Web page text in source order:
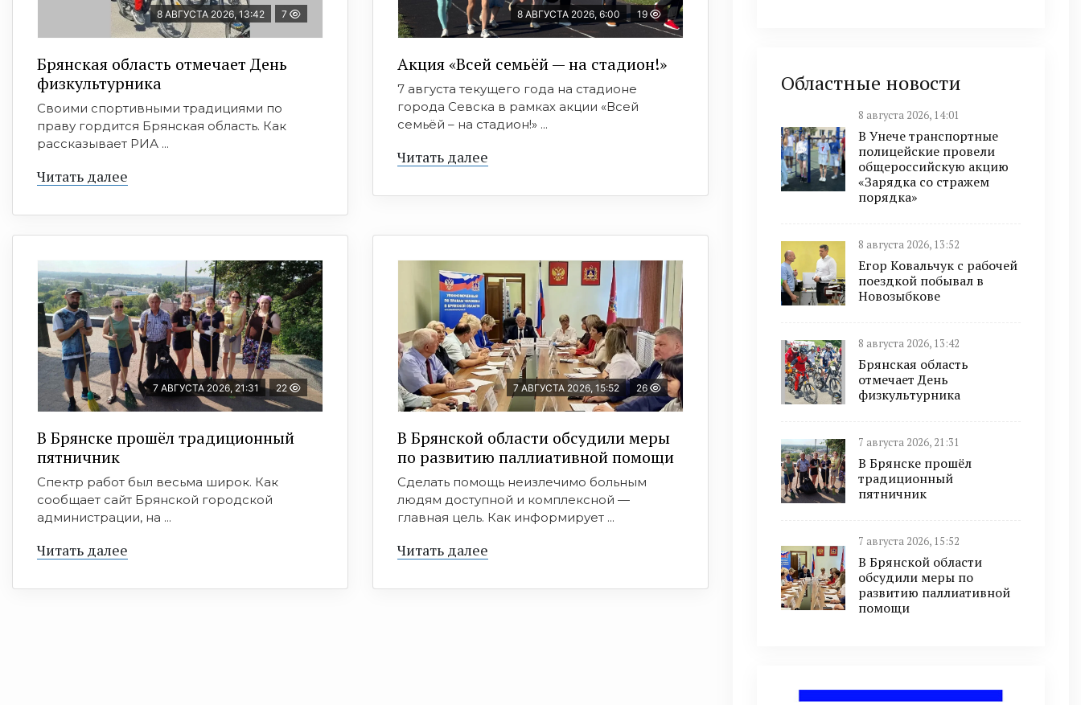
8 АВГУСТА 2026, 13:42 7
Брянская область отмечает День
физкультурника
Своими спортивными традициями по
праву гордится Брянская область. Как
рассказывает РИА ...
Читать далее
8 АВГУСТА 2026, 6:00 19
Акция «Всей семьёй — на стадион!»
7 августа текущего года на стадионе
города Севска в рамках акции «Всей
семьёй – на стадион!» ...
Читать далее
7 АВГУСТА 2026, 21:31 22
В Брянске прошёл традиционный
пятничник
Спектр работ был весьма широк. Как
сообщает сайт Брянской городской
администрации, на ...
Читать далее
7 АВГУСТА 2026, 15:52 26
В Брянской области обсудили меры
по развитию паллиативной помощи
Сделать помощь неизлечимо больным
людям доступной и комплексной —
главная цель. Как информирует ...
Читать далее
Областные новости
8 августа 2026, 14:01
В Унече транспортные
полицейские провели
общероссийскую акцию
«Зарядка со стражем
порядка»
8 августа 2026, 13:52
Егор Ковальчук с рабочей
поездкой побывал в
Новозыбкове
8 августа 2026, 13:42
Брянская область
отмечает День
физкультурника
7 августа 2026, 21:31
В Брянске прошёл
традиционный
пятничник
7 августа 2026, 15:52
В Брянской области
обсудили меры по
развитию паллиативной
помощи